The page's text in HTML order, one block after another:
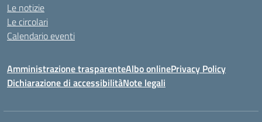
Le notizie
Le circolari
Calendario eventi
Amministrazione trasparenteAlbo onlinePrivacy Policy
Dichiarazione di accessibilitàNote legali